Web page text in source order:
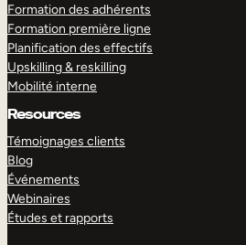
Formation des adhérents
Formation première ligne
Planification des effectifs
Upskilling & reskilling
Mobilité interne
Resources
Témoignages clients
Blog
Événements
Webinaires
Études et rapports